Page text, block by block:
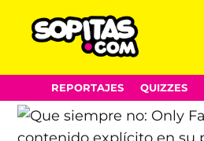
Skip
to
content
REPORTAJES QUIZZES